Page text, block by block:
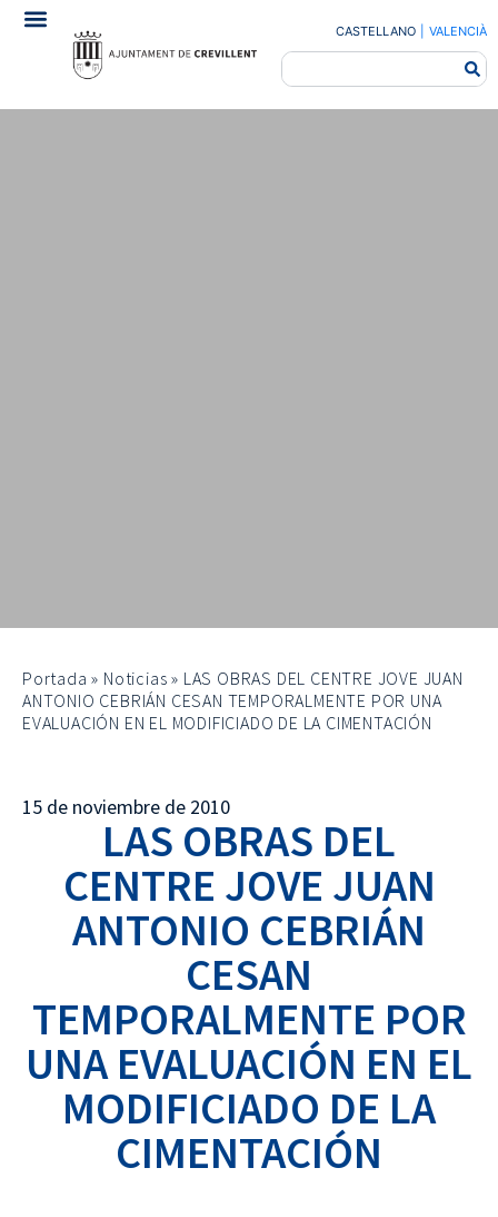
CASTELLANO VALENCIÀ
Portada » Noticias » LAS OBRAS DEL CENTRE JOVE JUAN
ANTONIO CEBRIÁN CESAN TEMPORALMENTE POR UNA
EVALUACIÓN EN EL MODIFICIADO DE LA CIMENTACIÓN
15 de noviembre de 2010
LAS OBRAS DEL
CENTRE JOVE JUAN
ANTONIO CEBRIÁN
CESAN
TEMPORALMENTE POR
UNA EVALUACIÓN EN EL
MODIFICIADO DE LA
CIMENTACIÓN